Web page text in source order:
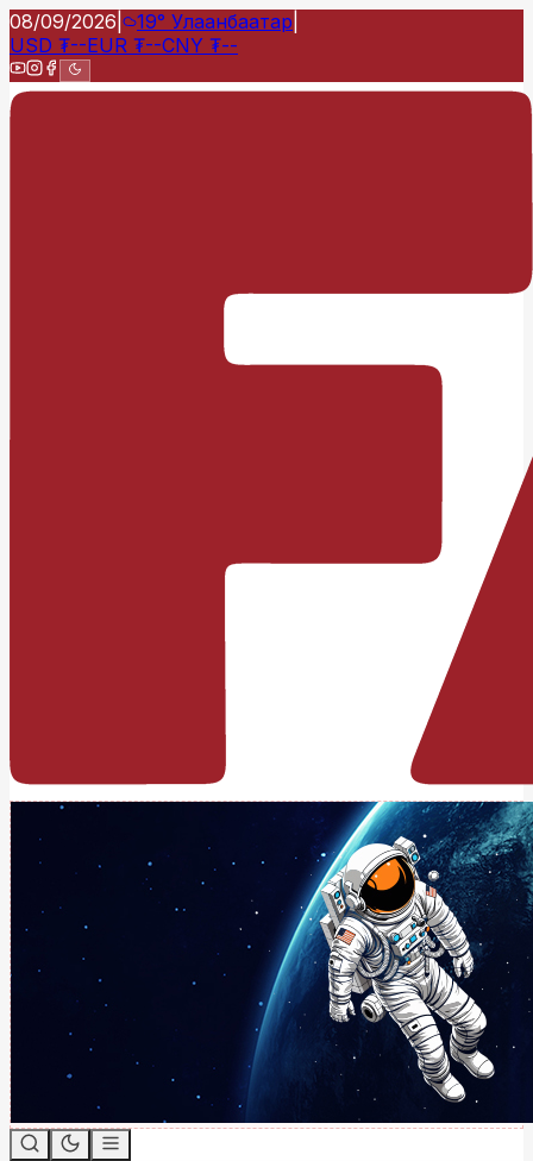
08/09/2026 19° Улаанбаатар
USD ₮--EUR ₮--CNY ₮--